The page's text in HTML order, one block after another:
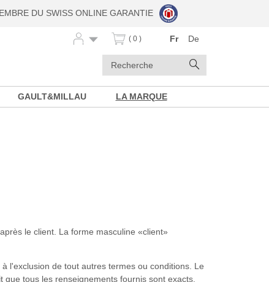
DU SWISS ONLINE GARANTIE
Mots
( 0 ) Fr De
GAULT&MILLAU LA MARQUE
le client. La forme masculine «client»
l'exclusion de tout autres termes ou conditions. Le
tous les renseignements fournis sont exacts.